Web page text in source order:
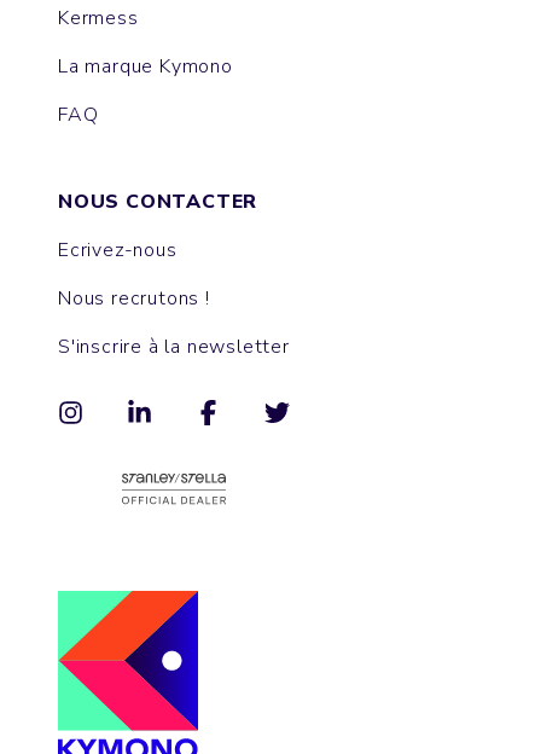
Kermess
La marque Kymono
FAQ
NOUS CONTACTER
Ecrivez-nous
Nous recrutons !
S'inscrire à la newsletter